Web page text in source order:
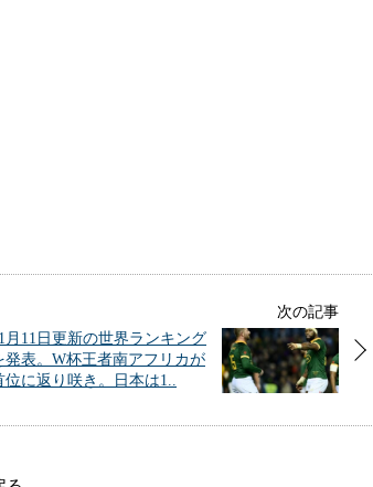
次の記事
月11日更新の世界ランキング
発表。W杯王者南アフリカが
位に返り咲き。日本は1..